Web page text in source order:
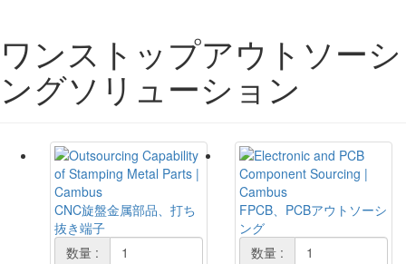
ワンストップアウトソーシ
ングソリューション
CNC旋盤金属部品、打ち
抜き端子
数量 :
FPCB、PCBアウトソーシ
ング
数量 :